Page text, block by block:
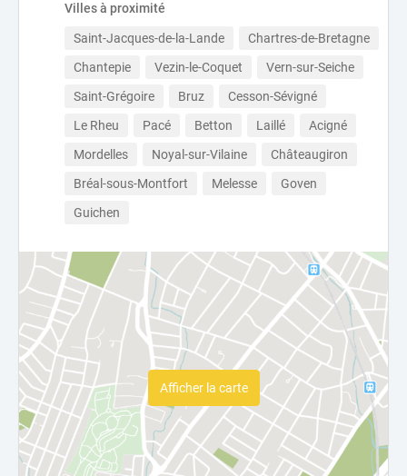
Villes à proximité
Saint-Jacques-de-la-Lande
Chartres-de-Bretagne
Chantepie
Vezin-le-Coquet
Vern-sur-Seiche
Saint-Grégoire
Bruz
Cesson-Sévigné
Le Rheu
Pacé Betton Laillé
Acigné
Mordelles
Noyal-sur-Vilaine
Châteaugiron
Bréal-sous-Montfort
Melesse
Goven
Guichen
Afficher la carte